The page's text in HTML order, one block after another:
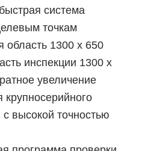
система
точкам
область 1300 x 650
инспекции 1300 x
увеличение
с высокой точностью